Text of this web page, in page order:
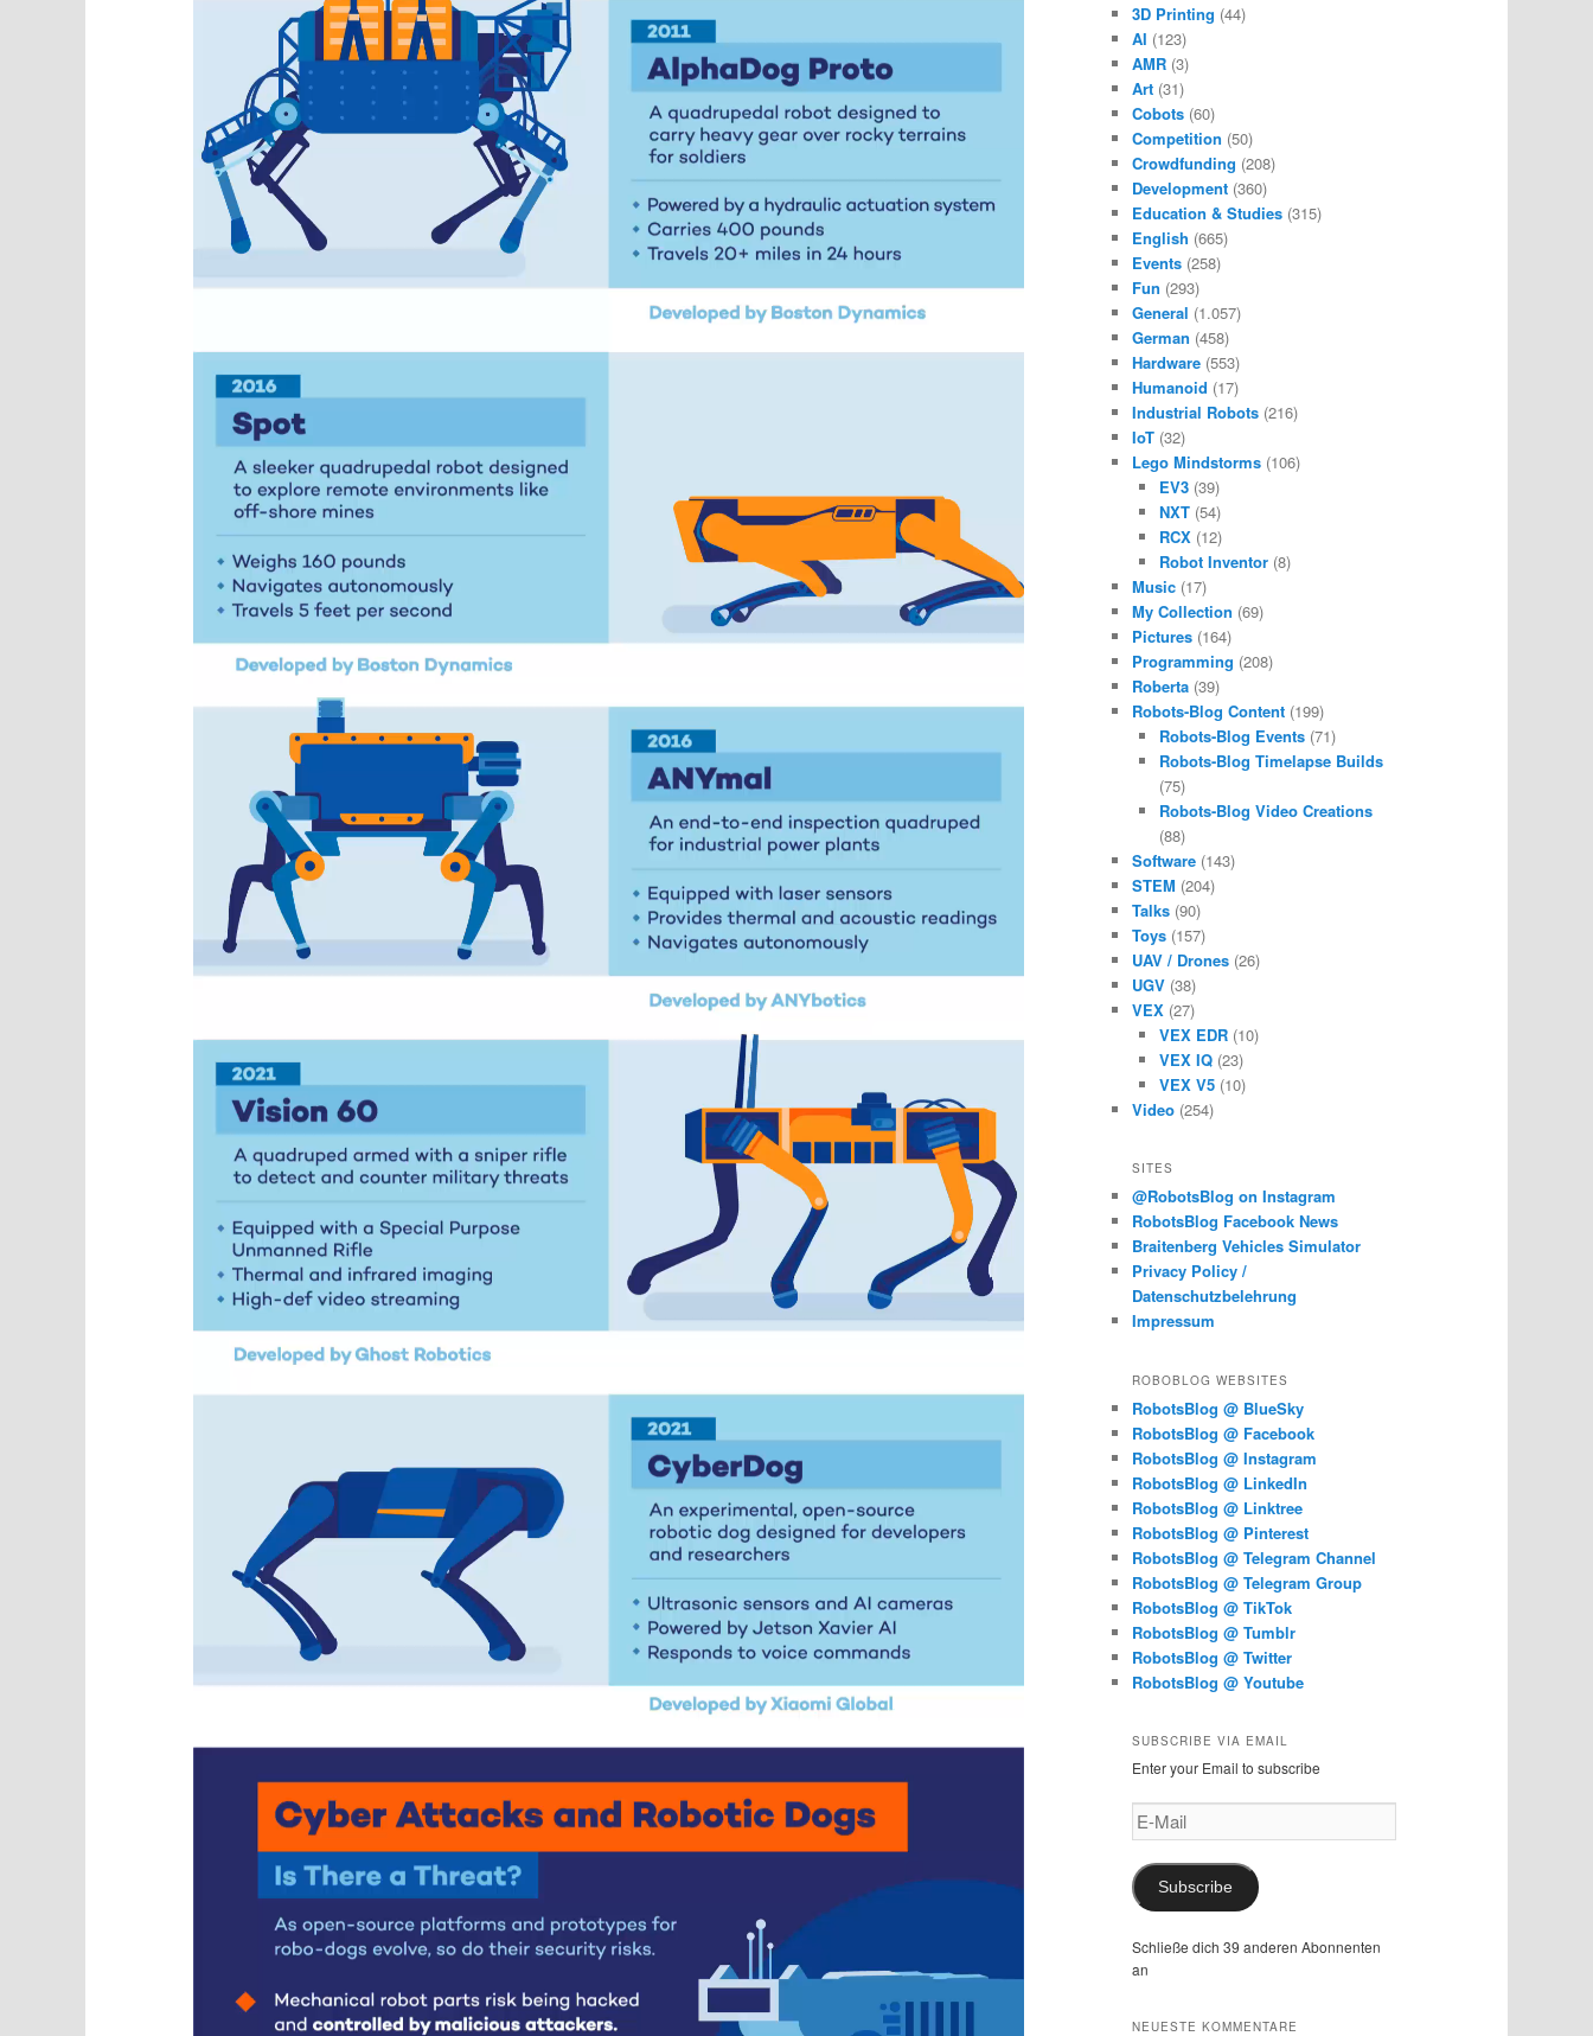
3D Printing (44)
AI (123)
AMR (3)
Art (31)
Cobots (60)
Competition (50)
Crowdfunding (208)
Development (360)
Education & Studies (315)
English (665)
Events (258)
Fun (293)
General (1.057)
German (458)
Hardware (553)
Humanoid (17)
Industrial Robots (216)
IoT (32)
Lego Mindstorms (106)
EV3(39)
NXT(54)
RCX(12)
Robot Inventor(8)
Music (17)
My Collection (69)
Pictures (164)
Programming (208)
Roberta (39)
Robots-Blog Content (199)
Robots-Blog Events(71)
Robots-Blog Timelapse Builds
(75)
Robots-Blog Video Creations
(88)
Software (143)
STEM (204)
Talks (90)
Toys (157)
UAV / Drones (26)
UGV (38)
VEX (27)
VEX EDR(10)
VEX IQ(23)
VEX V5(10)
Video (254)
SITES
@RobotsBlog on Instagram
RobotsBlog Facebook News
Braitenberg Vehicles Simulator
Privacy Policy /
Datenschutzbelehrung
Impressum
ROBOBLOG WEBSITES
RobotsBlog @ BlueSky
RobotsBlog @ Facebook
RobotsBlog @ Instagram
RobotsBlog @ LinkedIn
RobotsBlog @ Linktree
RobotsBlog @ Pinterest
RobotsBlog @ Telegram Channel
RobotsBlog @ Telegram Group
RobotsBlog @ TikTok
RobotsBlog @ Tumblr
RobotsBlog @ Twitter
RobotsBlog @ Youtube
SUBSCRIBE VIA EMAIL
Enter your Email to subscribe
E-
Mail
Subscribe
Schließe dich 39 anderen Abonnenten
an
NEUESTE KOMMENTARE